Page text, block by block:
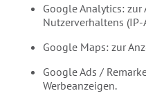
Google Analytics: zur
Nutzerverhaltens
Google Maps: zur
Google Ads /
Werbeanzeigen.